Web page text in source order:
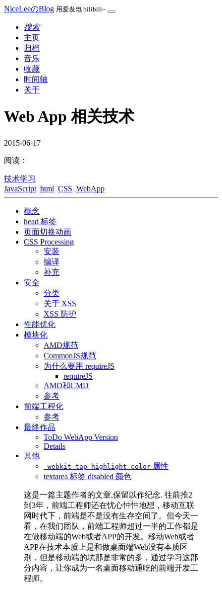
NiceLeeのBlog 用爱发电 bilibili~
搜索
主页
归档
音乐
收藏
时间轴
关于
Web App 相关技术
2015-06-17
阅读：
技术学习
JavaScript html CSS WebApp
概念
head 标签
页面切换动画
CSS Processing
安装
编译
补充
安全
分类
关于 XSS
XSS 防护
性能优化
模块化
AMD规范
CommonJS规范
为什么要用 requireJS
requireJS
AMD和CMD
参考
前端工程化
参考
最终作品
ToDo WebApp Version
Details
其他
-webkit-tap-highlight-color 属性
textarea 标签 disabled 颜色
这是一篇主题作者的文章,保留以作纪念. 往前推2
到3年，前端工程师还在忧心忡忡地想，移动互联
网时代下，前端是不是没有生存空间了。但今天一
看，在我们团队，前端工程师超过一半的工作都是
在做移动端的Web或者APP的开发。移动Web或者
APP在技术本质上是和做桌面端Web没有本质区
别，但是移动端的坑那是非常的多，通过学习这部
分内容，让你成为一名桌面移动通吃的前端开发工
程师。